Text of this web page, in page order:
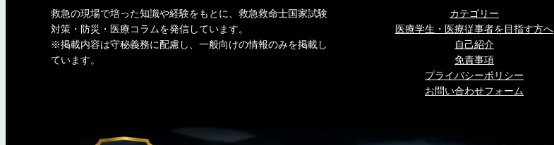
救急の現場で培った知識や経験をもとに、救急救命士国家試験
対策・防災・医療コラムを発信しています。
※掲載内容は守秘義務に配慮し、一般向けの情報のみを掲載し
ています。
カテゴリー
医療学生・医療従事者を目指す方へ
自己紹介
免責事項
プライバシーポリシー
お問い合わせフォーム